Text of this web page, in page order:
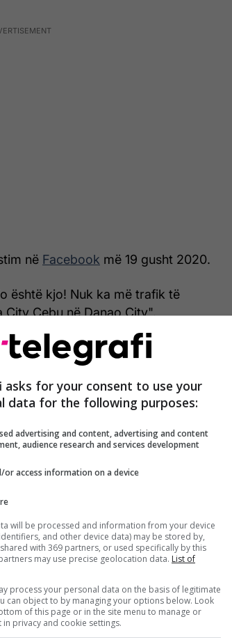
në Facebook më 19 gusht 2020.
është kjo! Nuk ka më trafik të
City Cebu në Danao City".
qendrore Filipine të Cebu.
njëautostradëtë shpejtë midis
asks for your consent to use your
data for the following purposes:
advertising and content, advertising and content
audience research and services development
or access information on a device
will be processed and information from your device
and other device data) may be stored by,
with 369 partners, or used specifically by this
may use precise geolocation data. List of
process your personal data on the basis of legitimate
can object to by managing your options below. Look
of this page or in the site menu to manage or
privacy and cookie settings.